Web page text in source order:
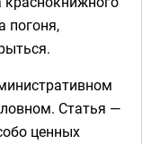
погоня,
Статья —
ценных